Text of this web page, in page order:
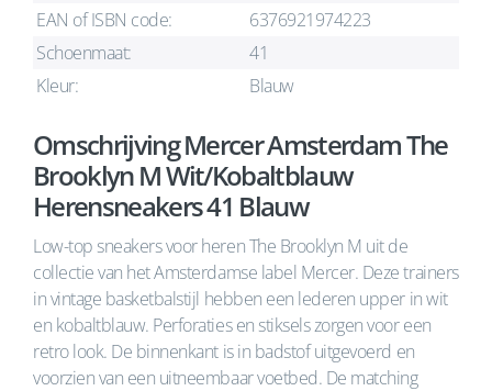
EAN of ISBN code:
6376921974223
Schoenmaat:
41
Kleur:
Blauw
Omschrijving Mercer Amsterdam The
Brooklyn M Wit/Kobaltblauw
Herensneakers 41 Blauw
Low-top sneakers voor heren The Brooklyn M uit de
collectie van het Amsterdamse label Mercer. Deze trainers
in vintage basketbalstijl hebben een lederen upper in wit
en kobaltblauw. Perforaties en stiksels zorgen voor een
retro look. De binnenkant is in badstof uitgevoerd en
voorzien van een uitneembaar voetbed. De matching